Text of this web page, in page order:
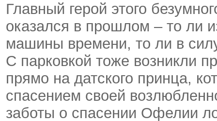
Главный герой этого
оказался в прошлом – то ли
машины времени, то ли в
С парковкой тоже возникли
прямо на датского принца,
спасением своей
заботы о спасении Офелии